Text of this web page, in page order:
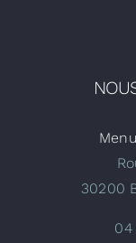
30200
04